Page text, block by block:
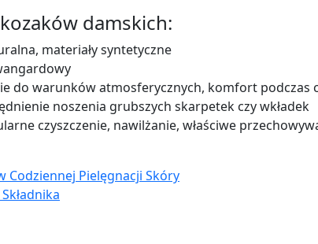
damskich:
materiały syntetyczne
do warunków atmosferycznych, komfort podczas
noszenia grubszych skarpetek czy wkładek
czyszczenie, nawilżanie, właściwe
Codziennej Pielęgnacji Skóry